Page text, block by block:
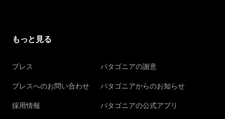
もっと見る
プレス
プレスへのお問い合わせ
採用情報
パタゴニアの謝意
パタゴニアからのお知らせ
パタゴニアの公式アプリ